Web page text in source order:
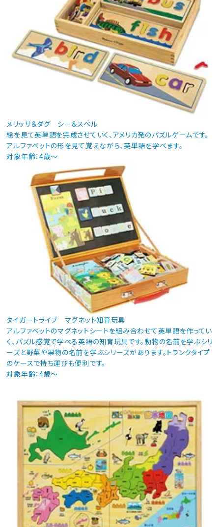
メリッサ＆ダグ シー＆スペル
絵を見て英単語を完成させていく、アメリカ発のパズルゲームです。
アルファベットの形を見て覚えながら、英単語を学べます。
対象年齢：4歳～
タイガートライブ マグネット知育玩具
アルファベットのマグネットシートを組み合わせて英単語を作ってい
く、パズル感覚で学べる英語の知育玩具です。動物の名前を学ぶシリ
ーズと野菜や果物の名前を学ぶシリーズがあります。トランクタイプ
のケースで持ち運びも便利です。
対象年齢：4歳～